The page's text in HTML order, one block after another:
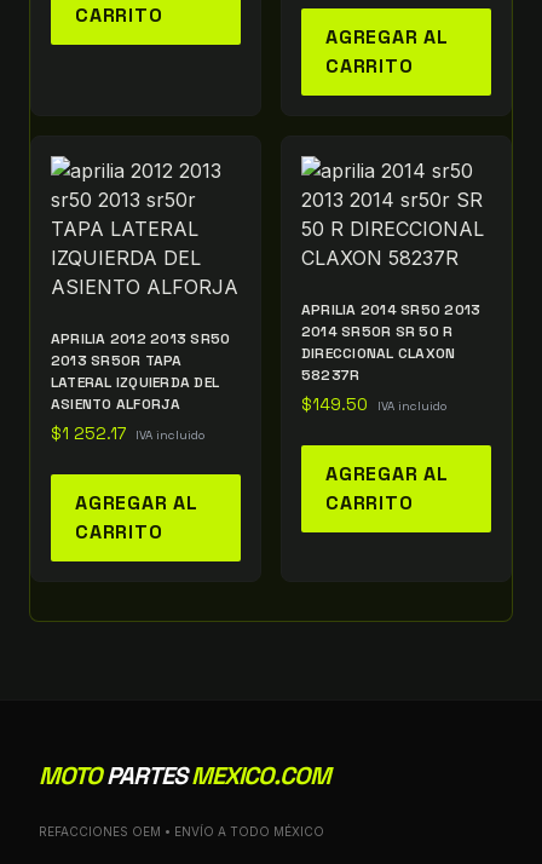
CARRITO
AGREGAR AL
CARRITO
APRILIA 2012 2013 SR50
2013 SR50R TAPA
LATERAL IZQUIERDA DEL
ASIENTO ALFORJA
$1 252.17 IVA incluido
AGREGAR AL
CARRITO
APRILIA 2014 SR50 2013
2014 SR50R SR 50 R
DIRECCIONAL CLAXON
58237R
$149.50 IVA incluido
AGREGAR AL
CARRITO
MOTOPARTESMEXICO.COM
REFACCIONES OEM • ENVÍO A TODO MÉXICO